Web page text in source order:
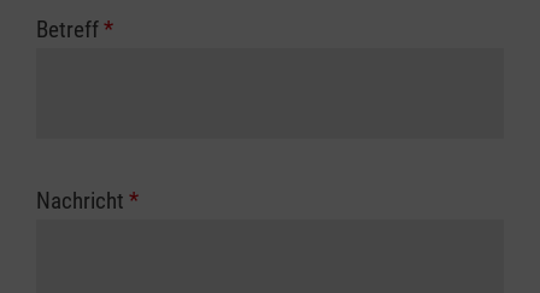
Betreff*
Nachricht *